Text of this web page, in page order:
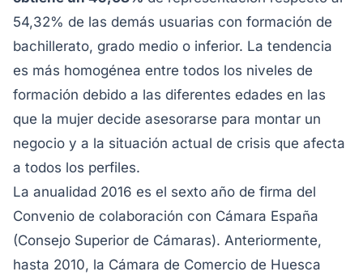
54,32% de las demás usuarias con formación de
bachillerato, grado medio o inferior. La tendencia
es más homogénea entre todos los niveles de
formación debido a las diferentes edades en las
que la mujer decide asesorarse para montar un
negocio y a la situación actual de crisis que afecta
a todos los perfiles.
La anualidad 2016 es el sexto año de firma del
Convenio de colaboración con Cámara España
(Consejo Superior de Cámaras). Anteriormente,
hasta 2010, la Cámara de Comercio de Huesca